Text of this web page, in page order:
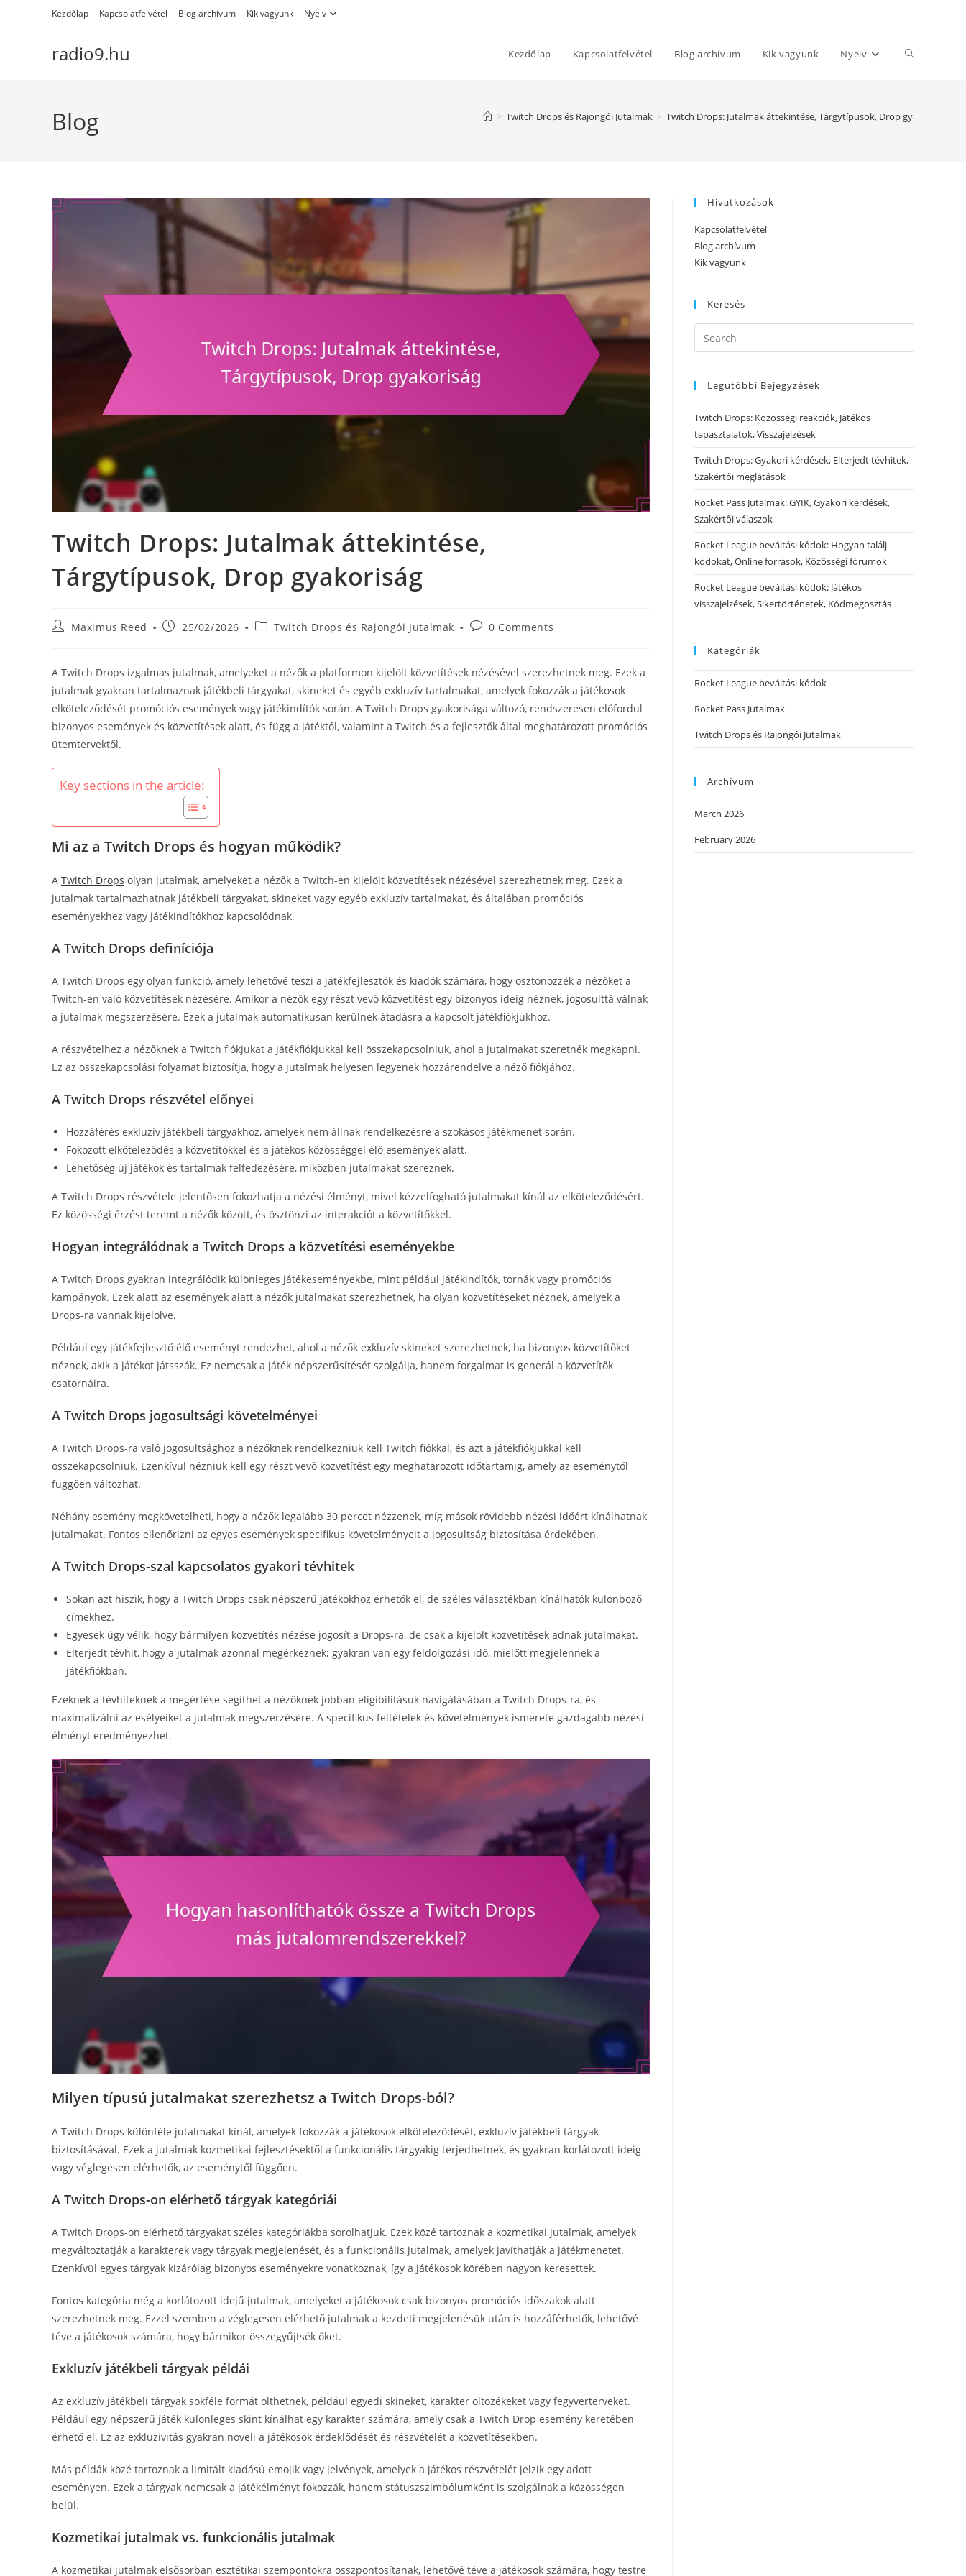
Kezdőlap Kapcsolatfelvétel Blog archívum Kik vagyunk Nyelv
radio9.hu Kezdőlap Kapcsolatfelvétel Blog archívum Kik vagyunk Nyelv Toggle
Blog > Twitch Drops és Rajongói Jutalmak > Twitch Drops: Jutalmak áttekintése, Tárgytípusok, Drop gyakoriság
Twitch Drops: Jutalmak áttekintése,
Tárgytípusok, Drop gyakoriság
PostMaximus Reed
Post25/02/2026
PostTwitch Drops és Rajongói Jutalmak
Post0 Comments
A Twitch Drops izgalmas jutalmak, amelyeket a nézők a platformon kijelölt közvetítések nézésével szerezhetnek meg. Ezek a
jutalmak gyakran tartalmaznak játékbeli tárgyakat, skineket és egyéb exkluzív tartalmakat, amelyek fokozzák a játékosok
elköteleződését promóciós események vagy játékindítók során. A Twitch Drops gyakorisága változó, rendszeresen előfordul
bizonyos események és közvetítések alatt, és függ a játéktól, valamint a Twitch és a fejlesztők által meghatározott promóciós
ütemtervektől.
Key sections in the article:
Mi az a Twitch Drops és hogyan működik?
A Twitch Drops olyan jutalmak, amelyeket a nézők a Twitch-en kijelölt közvetítések nézésével szerezhetnek meg. Ezek a
jutalmak tartalmazhatnak játékbeli tárgyakat, skineket vagy egyéb exkluzív tartalmakat, és általában promóciós
eseményekhez vagy játékindítókhoz kapcsolódnak.
A Twitch Drops definíciója
A Twitch Drops egy olyan funkció, amely lehetővé teszi a játékfejlesztők és kiadók számára, hogy ösztönözzék a nézőket a
Twitch-en való közvetítések nézésére. Amikor a nézők egy részt vevő közvetítést egy bizonyos ideig néznek, jogosulttá válnak
a jutalmak megszerzésére. Ezek a jutalmak automatikusan kerülnek átadásra a kapcsolt játékfiókjukhoz.
A részvételhez a nézőknek a Twitch fiókjukat a játékfiókjukkal kell összekapcsolniuk, ahol a jutalmakat szeretnék megkapni.
Ez az összekapcsolási folyamat biztosítja, hogy a jutalmak helyesen legyenek hozzárendelve a néző fiókjához.
A Twitch Drops részvétel előnyei
Hozzáférés exkluzív játékbeli tárgyakhoz, amelyek nem állnak rendelkezésre a szokásos játékmenet során.
Fokozott elköteleződés a közvetítőkkel és a játékos közösséggel élő események alatt.
Lehetőség új játékok és tartalmak felfedezésére, miközben jutalmakat szereznek.
A Twitch Drops részvétele jelentősen fokozhatja a nézési élményt, mivel kézzelfogható jutalmakat kínál az elköteleződésért.
Ez közösségi érzést teremt a nézők között, és ösztönzi az interakciót a közvetítőkkel.
Hogyan integrálódnak a Twitch Drops a közvetítési eseményekbe
A Twitch Drops gyakran integrálódik különleges játékeseményekbe, mint például játékindítók, tornák vagy promóciós
kampányok. Ezek alatt az események alatt a nézők jutalmakat szerezhetnek, ha olyan közvetítéseket néznek, amelyek a
Drops-ra vannak kijelölve.
Például egy játékfejlesztő élő eseményt rendezhet, ahol a nézők exkluzív skineket szerezhetnek, ha bizonyos közvetítőket
néznek, akik a játékot játsszák. Ez nemcsak a játék népszerűsítését szolgálja, hanem forgalmat is generál a közvetítők
csatornáira.
A Twitch Drops jogosultsági követelményei
A Twitch Drops-ra való jogosultsághoz a nézőknek rendelkezniük kell Twitch fiókkal, és azt a játékfiókjukkal kell
összekapcsolniuk. Ezenkívül nézniük kell egy részt vevő közvetítést egy meghatározott időtartamig, amely az eseménytől
függően változhat.
Néhány esemény megkövetelheti, hogy a nézők legalább 30 percet nézzenek, míg mások rövidebb nézési időért kínálhatnak
jutalmakat. Fontos ellenőrizni az egyes események specifikus követelményeit a jogosultság biztosítása érdekében.
A Twitch Drops-szal kapcsolatos gyakori tévhitek
Sokan azt hiszik, hogy a Twitch Drops csak népszerű játékokhoz érhetők el, de széles választékban kínálhatók különböző
címekhez.
Egyesek úgy vélik, hogy bármilyen közvetítés nézése jogosít a Drops-ra, de csak a kijelölt közvetítések adnak jutalmakat.
Elterjedt tévhit, hogy a jutalmak azonnal megérkeznek; gyakran van egy feldolgozási idő, mielőtt megjelennek a
játékfiókban.
Ezeknek a tévhiteknek a megértése segíthet a nézőknek jobban eligibilitásuk navigálásában a Twitch Drops-ra, és
maximalizálni az esélyeiket a jutalmak megszerzésére. A specifikus feltételek és követelmények ismerete gazdagabb nézési
élményt eredményezhet.
Milyen típusú jutalmakat szerezhetsz a Twitch Drops-ból?
A Twitch Drops különféle jutalmakat kínál, amelyek fokozzák a játékosok elköteleződését, exkluzív játékbeli tárgyak
biztosításával. Ezek a jutalmak kozmetikai fejlesztésektől a funkcionális tárgyakig terjedhetnek, és gyakran korlátozott ideig
vagy véglegesen elérhetők, az eseménytől függően.
A Twitch Drops-on elérhető tárgyak kategóriái
A Twitch Drops-on elérhető tárgyakat széles kategóriákba sorolhatjuk. Ezek közé tartoznak a kozmetikai jutalmak, amelyek
megváltoztatják a karakterek vagy tárgyak megjelenését, és a funkcionális jutalmak, amelyek javíthatják a játékmenetet.
Ezenkívül egyes tárgyak kizárólag bizonyos eseményekre vonatkoznak, így a játékosok körében nagyon keresettek.
Fontos kategória még a korlátozott idejű jutalmak, amelyeket a játékosok csak bizonyos promóciós időszakok alatt
szerezhetnek meg. Ezzel szemben a véglegesen elérhető jutalmak a kezdeti megjelenésük után is hozzáférhetők, lehetővé
téve a játékosok számára, hogy bármikor összegyűjtsék őket.
Exkluzív játékbeli tárgyak példái
Az exkluzív játékbeli tárgyak sokféle formát ölthetnek, például egyedi skineket, karakter öltözékeket vagy fegyverterveket.
Például egy népszerű játék különleges skint kínálhat egy karakter számára, amely csak a Twitch Drop esemény keretében
érhető el. Ez az exkluzivitás gyakran növeli a játékosok érdeklődését és részvételét a közvetítésekben.
Más példák közé tartoznak a limitált kiadású emojik vagy jelvények, amelyek a játékos részvételét jelzik egy adott
eseményen. Ezek a tárgyak nemcsak a játékélményt fokozzák, hanem státuszszimbólumként is szolgálnak a közösségen
belül.
Kozmetikai jutalmak vs. funkcionális jutalmak
A kozmetikai jutalmak elsősorban esztétikai szempontokra összpontosítanak, lehetővé téve a játékosok számára, hogy testre
Hivatkozások
Kapcsolatfelvétel
Blog archívum
Kik vagyunk
Keresés
Legutóbbi Bejegyzések
Twitch Drops: Közösségi reakciók, Játékos
tapasztalatok, Visszajelzések
Twitch Drops: Gyakori kérdések, Elterjedt tévhitek,
Szakértői meglátások
Rocket Pass Jutalmak: GYIK, Gyakori kérdések,
Szakértői válaszok
Rocket League beváltási kódok: Hogyan találj
kódokat, Online források, Közösségi fórumok
Rocket League beváltási kódok: Játékos
visszajelzések, Sikertörténetek, Kódmegosztás
Kategóriák
Rocket League beváltási kódok
Rocket Pass Jutalmak
Twitch Drops és Rajongói Jutalmak
Archívum
March 2026
February 2026